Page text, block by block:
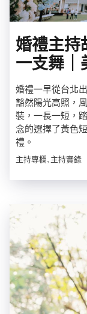
婚禮主持
一支舞｜
婚禮一早從台北
豁然陽光高照，
裝，一長一短，
念的選擇了黃色
禮。
主持專欄, 主持實錄